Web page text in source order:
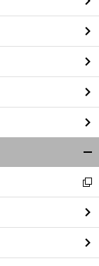
る
閉
る
新
し
い
ウ
ィ
ン